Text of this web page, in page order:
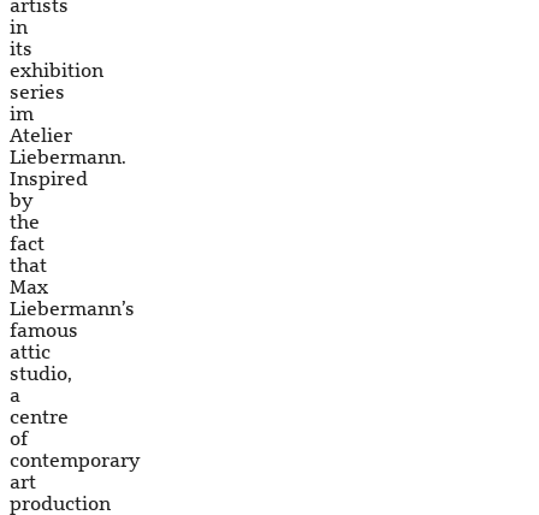
artists
in
its
exhibition
series
im
Atelier
Liebermann.
Inspired
by
the
fact
that
Max
Liebermann’s
famous
attic
studio,
a
centre
of
contemporary
art
production